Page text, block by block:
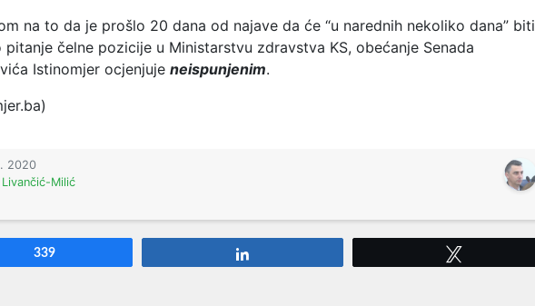
na to da je prošlo 20 dana od najave da će “u narednih nekoliko dana” biti
pitanje čelne pozicije u Ministarstvu zdravstva KS, obećanje Senada
Istinomjer ocjenjuje neispunjenim.
2020
Livančić-Milić
339